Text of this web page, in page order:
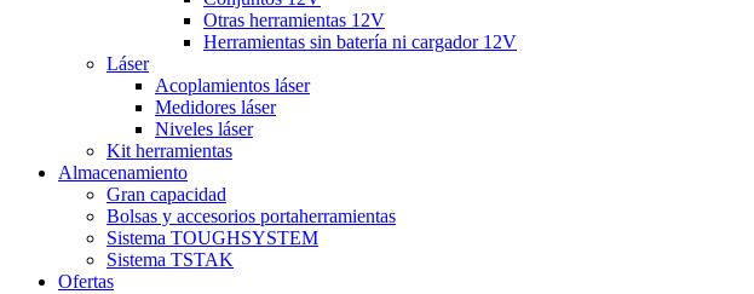
Otras herramientas 12V
Herramientas sin batería ni cargador 12V
Láser
Acoplamientos láser
Medidores láser
Niveles láser
Kit herramientas
Almacenamiento
Gran capacidad
Bolsas y accesorios portaherramientas
Sistema TOUGHSYSTEM
Sistema TSTAK
Ofertas